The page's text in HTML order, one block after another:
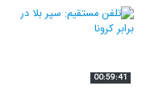
00:59:41